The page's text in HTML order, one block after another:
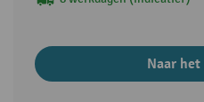
Naar